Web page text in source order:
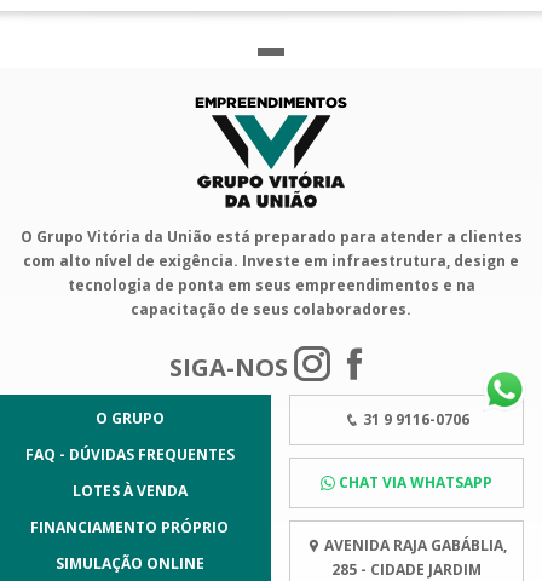
O Grupo Vitória da União está preparado para atender a clientes
com alto nível de exigência. Investe em infraestrutura, design e
tecnologia de ponta em seus empreendimentos e na
capacitação de seus colaboradores.
SIGA-NOS
O GRUPO
FAQ - DÚVIDAS FREQUENTES
LOTES À VENDA
FINANCIAMENTO PRÓPRIO
SIMULAÇÃO ONLINE
31 9 9116-0706
CHAT VIA WHATSAPP
AVENIDA RAJA GABÁBLIA,
285 - CIDADE JARDIM